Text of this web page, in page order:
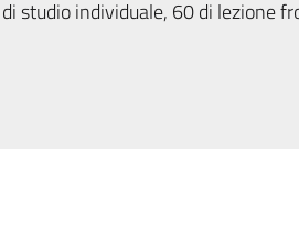
studio individuale, 60 di lezione